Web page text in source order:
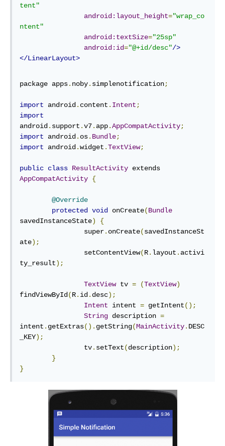
tent"
android:layout_height="wrap_co
ntent"
android:textSize="25sp"
android:id="@+id/desc"/>
</LinearLayout>
package apps. noby. simplenotification;
import android . content . Intent ;
import
android . support .v7. app.AppCompatActivity;
import android . os. Bundle;
import android .widget .TextView;
public class ResultActivity
AppCompatActivity {
@Override
protected
void onCreate(Bundle
savedInstanceState)
{
		super
. onCreate(savedInstanceSt
ate);
		setContentView
(R. layout . activi
ty_result);
TextView tv = (TextView)
findViewById (R. id . desc);
Intent intent = getIntent();
String description =
intent . getExtras(). getString(MainActivity. DESC
_KEY);
		tv
. setText(description);
}
}